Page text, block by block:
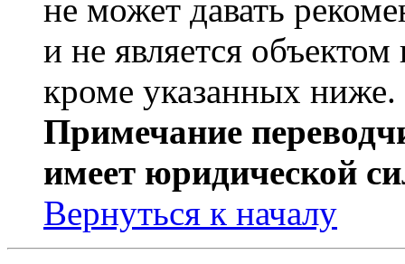
не может давать
и не является
кроме указанных ниже.
Примечание
имеет юридической
Вернуться к началу